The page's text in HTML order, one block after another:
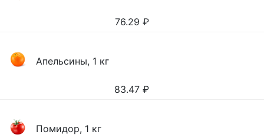
76.29 ₽
Апельсины, 1 кг
83.47 ₽
Помидор, 1 кг